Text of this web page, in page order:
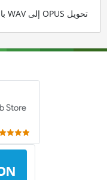
تحويل OPUS إلى WAV باستخدام ملف OPUS التجريبي الخاص بنا